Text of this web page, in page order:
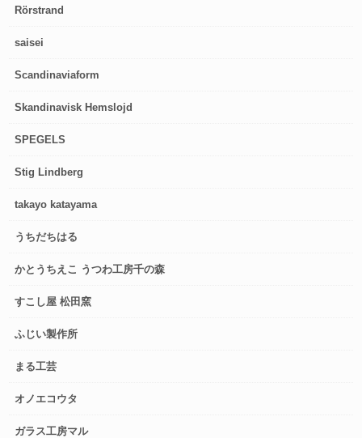
Rörstrand
saisei
Scandinaviaform
Skandinavisk Hemslojd
SPEGELS
Stig Lindberg
takayo katayama
うちだちはる
かとうちえこ うつわ工房千の森
すこし屋 松田窯
ふじい製作所
まる工芸
オノエコウタ
ガラス工房マル